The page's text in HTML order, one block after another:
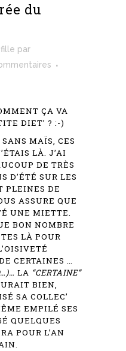
du
par
ÇA VA
DIET’ ? :-)
MAÏS, CES
LÀ. J’AI
DE TRÈS
D’ÉTÉ SUR LES
PLEINES DE
ASSURE QUE
UNE MIETTE.
BON NOMBRE
LÀ POUR
CERTAINES …
LA “CERTAINE”
BIEN,
SA COLLEC’
EMPILÉ SES
QUELQUES
POUR L’AN